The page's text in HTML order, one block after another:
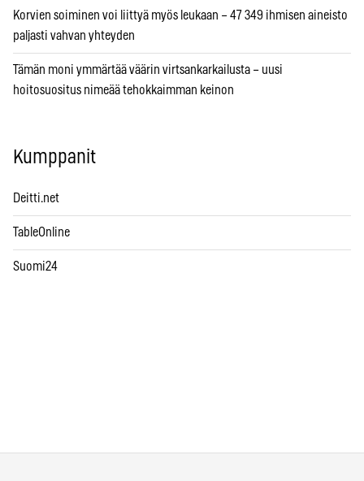
Korvien soiminen voi liittyä myös leukaan – 47 349 ihmisen aineisto
paljasti vahvan yhteyden
Tämän moni ymmärtää väärin virtsankarkailusta – uusi
hoitosuositus nimeää tehokkaimman keinon
Kumppanit
Deitti.net
TableOnline
Suomi24